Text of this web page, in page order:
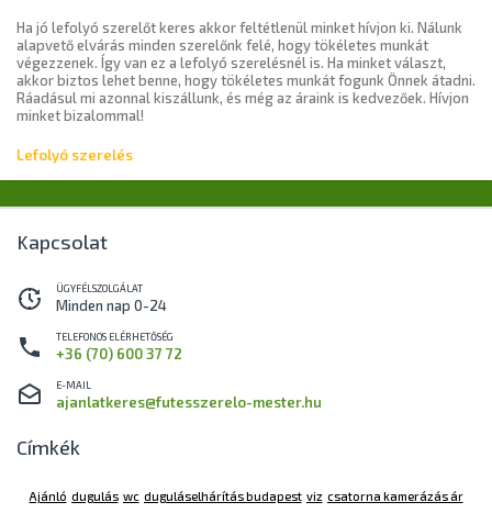
Ha jó lefolyó szerelőt keres akkor feltétlenül minket hívjon ki. Nálunk
alapvető elvárás minden szerelőnk felé, hogy tökéletes munkát
végezzenek. Így van ez a lefolyó szerelésnél is. Ha minket választ,
akkor biztos lehet benne, hogy tökéletes munkát fogunk Önnek átadni.
Ráadásul mi azonnal kiszállunk, és még az áraink is kedvezőek. Hívjon
minket bizalommal!
Lefolyó szerelés
Kapcsolat
ÜGYFÉLSZOLGÁLAT
Minden nap 0-24
TELEFONOS ELÉRHETŐSÉG
+36 (70) 600 37 72
E-MAIL
ajanlatkeres@futesszerelo-mester.hu
Címkék
Ajánló dugulás wc duguláselhárítás budapest viz csatorna kamerázás ár